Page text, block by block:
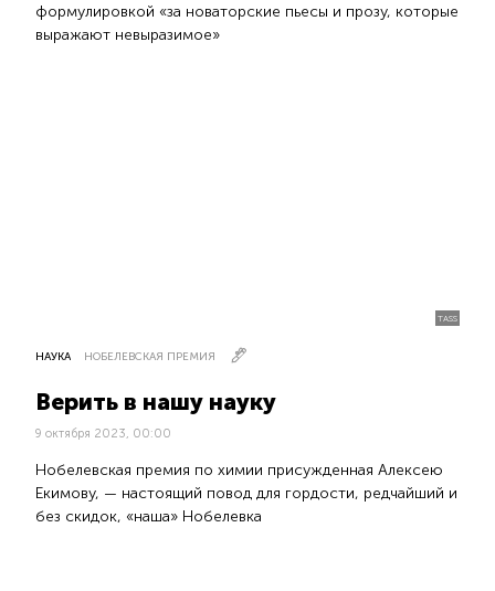
формулировкой «за новаторские пьесы и прозу, которые
выражают невыразимое»
TASS
НАУКА НОБЕЛЕВСКАЯ ПРЕМИЯ
Верить в нашу науку
9 октября 2023, 00:00
Нобелевская премия по химии присужденная Алексею
Екимову, — настоящий повод для гордости, редчайший и
без скидок, «наша» Нобелевка